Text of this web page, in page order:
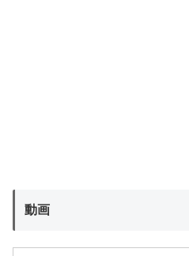
動画